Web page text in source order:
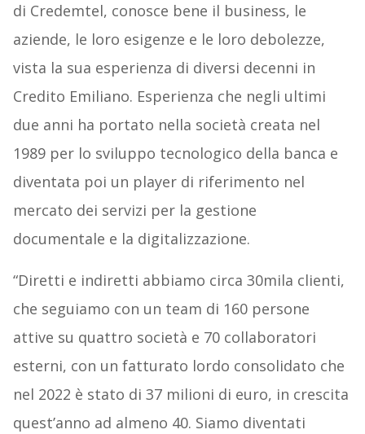
di Credemtel, conosce bene il business, le
aziende, le loro esigenze e le loro debolezze,
vista la sua esperienza di diversi decenni in
Credito Emiliano. Esperienza che negli ultimi
due anni ha portato nella società creata nel
1989 per lo sviluppo tecnologico della banca e
diventata poi un player di riferimento nel
mercato dei servizi per la gestione
documentale e la digitalizzazione.
“Diretti e indiretti abbiamo circa 30mila clienti,
che seguiamo con un team di 160 persone
attive su quattro società e 70 collaboratori
esterni, con un fatturato lordo consolidato che
nel 2022 è stato di 37 milioni di euro, in crescita
quest’anno ad almeno 40. Siamo diventati